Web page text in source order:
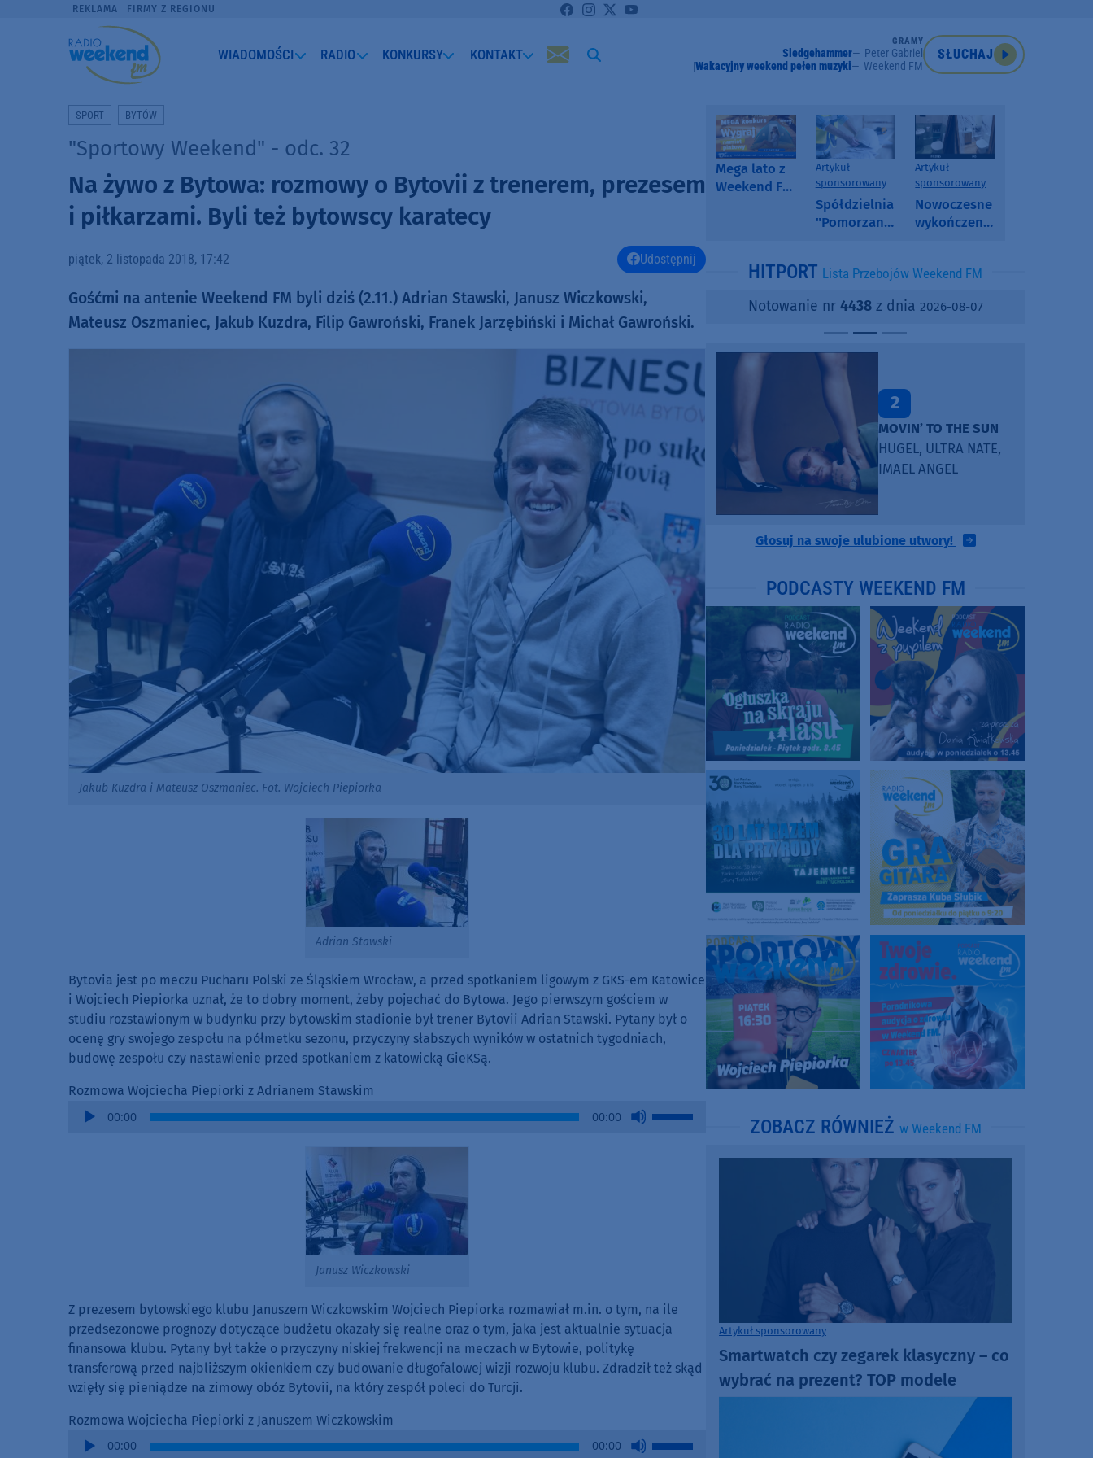
REKLAMA FIRMY Z REGIONU
WIADOMOŚCI RADIO KONKURSY KONTAKT
GRAMY
Sledgehammer
Peter Gabriel
Wakacyjny weekend pełen muzyki
Weekend FM
SŁUCHAJ
SPORT BYTÓW
"Sportowy Weekend" - odc. 32
Na żywo z Bytowa: rozmowy o Bytovii z trenerem, prezesem
i piłkarzami. Byli też bytowscy karatecy
piątek, 2 listopada 2018, 17:42 Udostępnij
Gośćmi na antenie Weekend FM byli dziś (2.11.) Adrian Stawski, Janusz Wiczkowski,
Mateusz Oszmaniec, Jakub Kuzdra, Filip Gawroński, Franek Jarzębiński i Michał Gawroński.
Jakub Kuzdra i Mateusz Oszmaniec. Fot. Wojciech Piepiorka
Adrian Stawski
Bytovia jest po meczu Pucharu Polski ze Śląskiem Wrocław, a przed spotkaniem ligowym z GKS-em Katowice
i Wojciech Piepiorka uznał, że to dobry moment, żeby pojechać do Bytowa. Jego pierwszym gościem w
studiu rozstawionym w budynku przy bytowskim stadionie był trener Bytovii Adrian Stawski. Pytany był o
ocenę gry swojego zespołu na półmetku sezonu, przyczyny słabszych wyników w ostatnich tygodniach,
budowę zespołu czy nastawienie przed spotkaniem z katowicką GieKSą.
Rozmowa Wojciecha Piepiorki z Adrianem Stawskim
Audio
00:00 00:00
Use
Janusz Wiczkowski
Z prezesem bytowskiego klubu Januszem Wiczkowskim Wojciech Piepiorka rozmawiał m.in. o tym, na ile
przedsezonowe prognozy dotyczące budżetu okazały się realne oraz o tym, jaka jest aktualnie sytuacja
finansowa klubu. Pytany był także o przyczyny niskiej frekwencji na meczach w Bytowie, politykę
transferową przed najbliższym okienkiem czy budowanie długofalowej wizji rozwoju klubu. Zdradził też skąd
wzięły się pieniądze na zimowy obóz Bytovii, na który zespół poleci do Turcji.
Rozmowa Wojciecha Piepiorki z Januszem Wiczkowskim
Audio
00:00 00:00
Use
Mega lato z
Weekend FM
Artykuł
sponsorowany
Spółdzielnia
"Pomorzanka"
informuje o
i ofertach
najmu
Artykuł
sponsorowany
Nowoczesne
wykończenia
SPC, WPC i
kamienny
HITPORT Lista Przebojów Weekend FM
Notowanie nr 4438z dnia 2026-08-07
2
MOVIN’ TO THE SUN
HUGEL, ULTRA NATE,
IMAEL ANGEL
Głosuj na swoje ulubione utwory!
PODCASTY WEEKEND FM
ZOBACZ RÓWNIEŻ w Weekend FM
Artykuł sponsorowany
Smartwatch czy zegarek klasyczny – co
wybrać na prezent? TOP modele